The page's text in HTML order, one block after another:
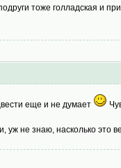
тоже голладская и
еще и не думает
уж не знаю, насколько это